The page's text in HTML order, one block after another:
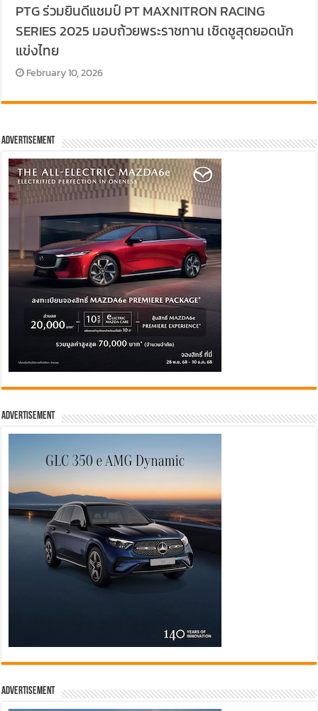
PTG ร่วมยินดีแชมป์ PT MAXNITRON RACING
SERIES 2025 มอบถ้วยพระราชทาน เชิดชูสุดยอดนัก
แข่งไทย
February 10, 2026
Advertisement
Advertisement
Advertisement